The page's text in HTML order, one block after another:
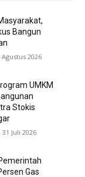
Bangun
Agustus 2026
UMKM
Stokis
31 Juli 2026
Gas